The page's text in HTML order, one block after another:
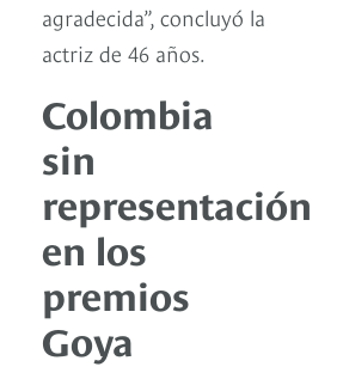
agradecida”, concluyó la
actriz de 46 años.
Colombia
sin
representación
en los
premios
Goya